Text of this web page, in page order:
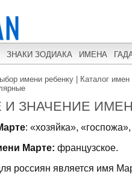
ЗНАКИ ЗОДИАКА ИМЕНА
имени ребенку | Каталог имен
И ЗНАЧЕНИЕ
: «хозяйка»,
Марте: французское.
россиян является имя